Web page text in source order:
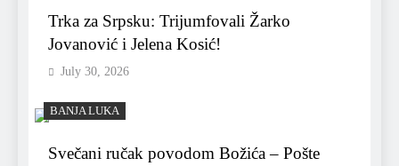
Trka za Srpsku: Trijumfovali Žarko
Jovanović i Jelena Kosić!
July 30, 2026
BANJA LUKA
Svečani ručak povodom Božića – Pošte